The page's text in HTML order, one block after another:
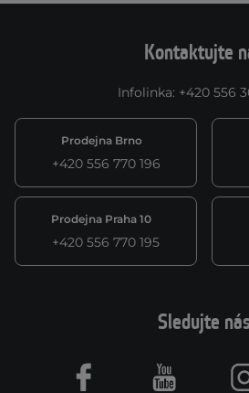
Kontaktujte
Infolinka: +420 556
Prodejna Brno
+420 556 770 196
Prodejna Praha 10
+420 556 770 195
Sledujte nás
Facebook Youtube